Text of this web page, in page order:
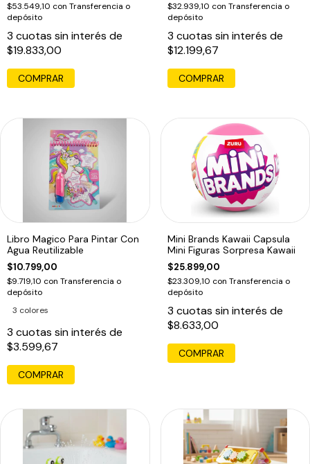
$53.549,10 con Transferencia o
depósito
3 cuotas sin interés de
$19.833,00
$32.939,10 con Transferencia o
depósito
3 cuotas sin interés de
$12.199,67
Libro Magico Para Pintar Con
Agua Reutilizable
$10.799,00
$9.719,10 con Transferencia o
depósito
3 colores
3 cuotas sin interés de
$3.599,67
COMPRAR
Mini Brands Kawaii Capsula
Mini Figuras Sorpresa Kawaii
$25.899,00
$23.309,10 con Transferencia o
depósito
3 cuotas sin interés de
$8.633,00